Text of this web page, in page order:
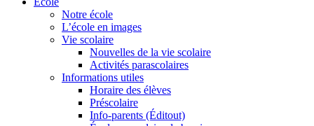
Notre école
L’école en images
Vie scolaire
Nouvelles de la vie scolaire
Activités parascolaires
Informations utiles
Horaire des élèves
Préscolaire
Info-parents (Éditout)